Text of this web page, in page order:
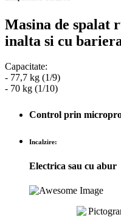
Masina de spalat
inalta si cu
Capacitate:
- 77,7 kg (1/9)
- 70 kg (1/10)
Control prin
Incalzire:
Electrica sau cu abur